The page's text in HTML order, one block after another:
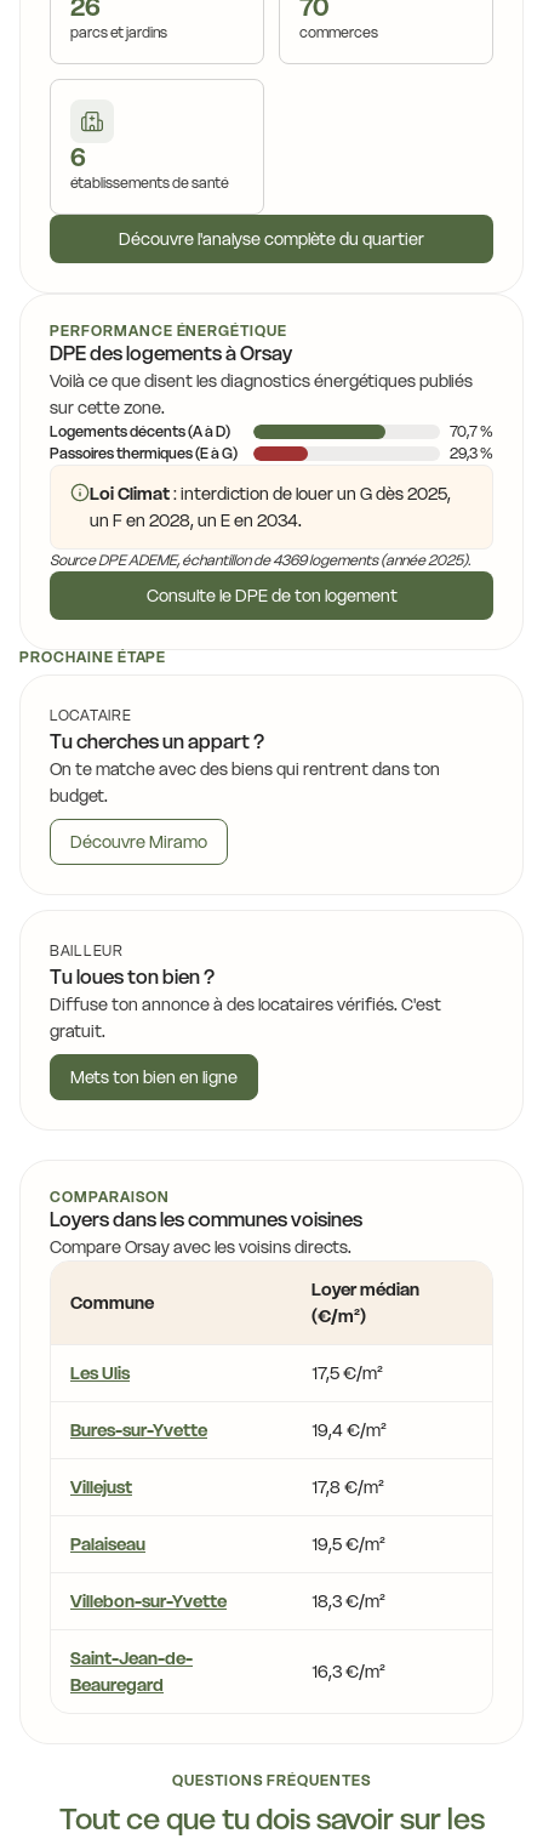
26
parcs et jardins
70
commerces
6
établissements de santé
Découvre l'analyse complète du quartier
PERFORMANCE ÉNERGÉTIQUE
DPE des logements à Orsay
Voilà ce que disent les diagnostics énergétiques publiés
sur cette zone.
Logements décents (A à D)
70,7 %
Passoires thermiques (E à G)
29,3 %
Loi Climat: interdiction de louer un G dès 2025,
un F en 2028, un E en 2034.
Source DPE ADEME, échantillon de 4369 logements (année 2025).
Consulte le DPE de ton logement
PROCHAINE ÉTAPE
LOCATAIRE
Tu cherches un appart ?
On te matche avec des biens qui rentrent dans ton
budget.
Découvre Miramo
BAILLEUR
Tu loues ton bien ?
Diffuse ton annonce à des locataires vérifiés. C'est
gratuit.
Mets ton bien en ligne
COMPARAISON
Loyers dans les communes voisines
Compare Orsay avec les voisins directs.
Commune
Loyer médian
(€/m²)
Les Ulis 17,5 €/m²
Bures-sur-Yvette 19,4 €/m²
Villejust 17,8 €/m²
Palaiseau 19,5 €/m²
Villebon-sur-Yvette 18,3 €/m²
Saint-Jean-de-
Beauregard
16,3 €/m²
QUESTIONS FRÉQUENTES
Tout ce que tu dois savoir sur les